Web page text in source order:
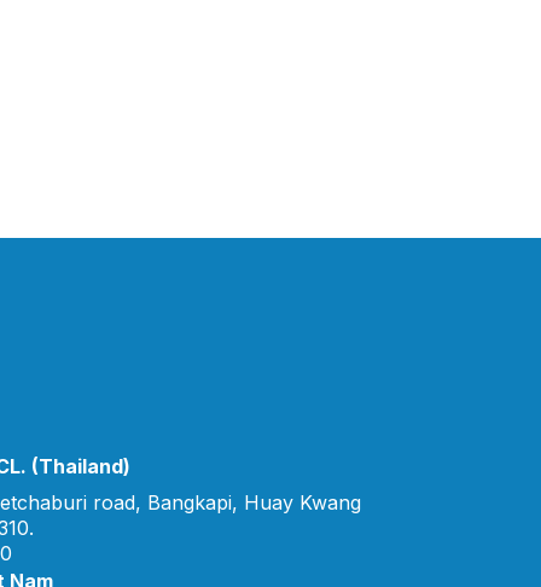
(Thailand)
road, Bangkapi, Huay Kwang
Nam